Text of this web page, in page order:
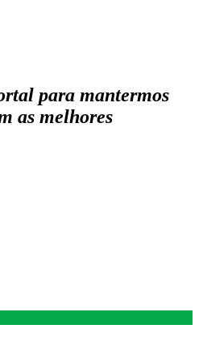
para mantermos
as melhores